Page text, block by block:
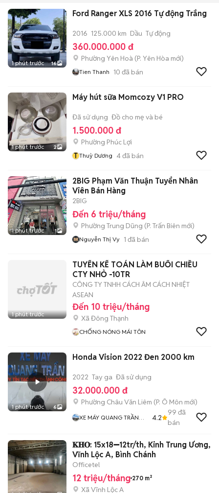
1 phút trước 16
Ford Ranger XLS 2016 Tự động Trắng
2016 125.000 km Dầu Tự động
360.000.000 đ
Phường Yên Hoà (P. Yên Hòa mới)
Tien Thanh 10 đã bán
1 phút trước 2
Máy hút sữa Momcozy V1 PRO
Đã sử dụng Đồ cho mẹ và bé
1.500.000 đ
Phường Phúc Lợi
T Thuỳ Dương 4đã bán
1 phút trước 1
2BIG Phạm Văn Thuận Tuyển Nhân
Viên Bán Hàng
2BIG
Đến 6 triệu/tháng
Phường Trung Dũng (P. Trấn Biên mới)
Nguyễn Thị Vy 1 đã bán
1 phút trước
TUYỂN KẾ TOÁN LÀM BUỔI CHIỀU
CTY NHỎ -10TR
CÔNG TY TNHH CÁCH ÂM CÁCH NHIỆT
ASEAN
Đến 10 triệu/tháng
Xã Đông Thạnh
CHỐNG NÓNG MÁI TÔN
1 phút trước 6
Honda Vision 2022 Đen 2000 km
2022 Tay ga Đã sử dụng
32.000.000 đ
Phường Châu Văn Liêm (P. Ô Môn mới)
XE MÁY QUANG TRẦN
4.2
99 đã
bán
𝐊𝐇𝐎: 15x18➖12tr/th, Kinh Trung Ương,
Vĩnh Lộc A, Bình Chánh
Officetel
12 triệu/tháng 270 m²
Xã Vĩnh Lộc A